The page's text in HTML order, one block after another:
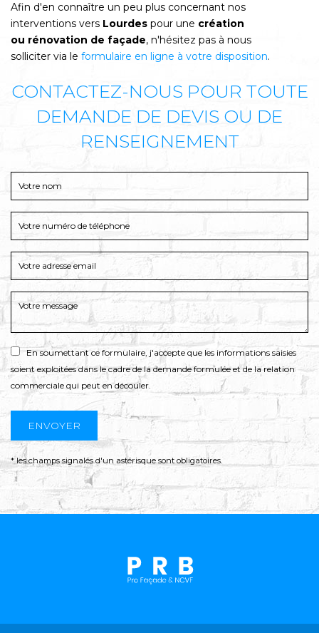
Afin d'en connaître un peu plus concernant nos
interventions vers Lourdes pour une création
ou rénovation de façade, n'hésitez pas à nous
solliciter via le formulaire en ligne à votre disposition.
CONTACTEZ-NOUS POUR TOUTE
DEMANDE DE DEVIS OU DE
RENSEIGNEMENT
En soumettant ce formulaire, j'accepte que les informations saisies
soient exploitées dans le cadre de la demande formulée et de la relation
commerciale qui peut en découler.
* les champs signalés d'un astérisque sont obligatoires.